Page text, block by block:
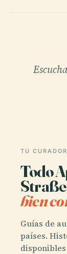
TU
Todo
bien
Guías de
países.